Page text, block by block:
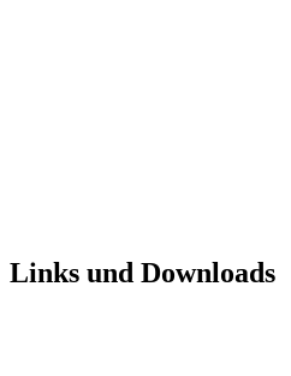
Links und Downloads